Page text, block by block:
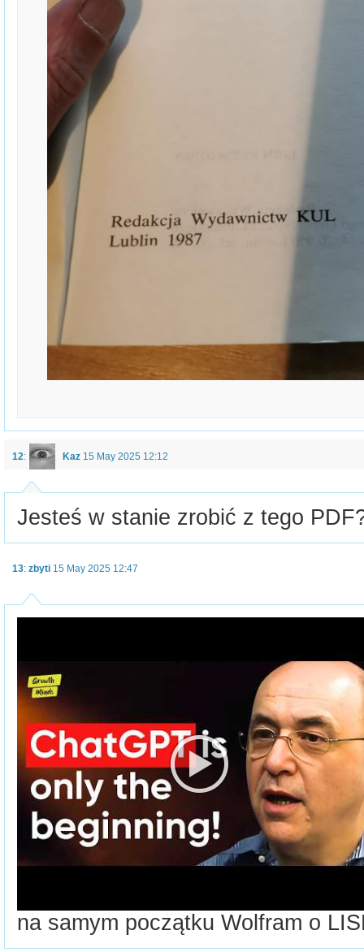
12: Kaz 15 May 2025 12:12
Jesteś w stanie zrobić z tego
13: zbyti 15 May 2025 12:47
na samym początku Wolfram o